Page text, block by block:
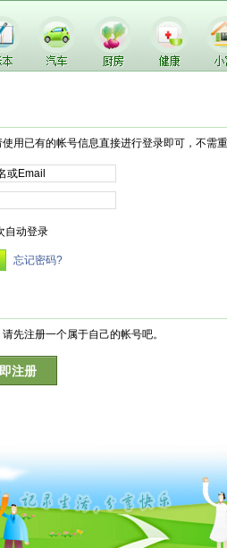
用已有的帐号信息直接进行登录即可，不需
自动登录
忘记密码?
先注册一个属于自己的帐号吧。
注册